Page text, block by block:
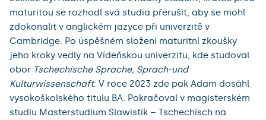
maturitou se rozhodl svá studia přerušit, aby se mohl
zdokonalit v anglickém jazyce při univerzitě v
Cambridge. Po úspěšném složení maturitní zkoušky
jeho kroky vedly na Vídeňskou univerzitu, kde studoval
obor Tschechische Sprache, Sprach-und
Kulturwissenschaft. V roce 2023 zde pak Adam dosáhl
vysokoškolského titulu BA. Pokračoval v magisterském
studiu Masterstudium Slawistik – Tschechisch na